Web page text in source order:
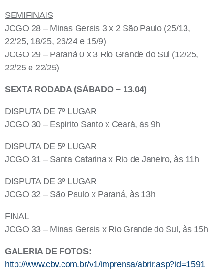
SEMIFINAIS
JOGO 28 – Minas Gerais 3 x 2 São Paulo (25/13,
22/25, 18/25, 26/24 e 15/9)
JOGO 29 – Paraná 0 x 3 Rio Grande do Sul (12/25,
22/25 e 22/25)
SEXTA RODADA (SÁBADO – 13.04)
DISPUTA DE 7º LUGAR
JOGO 30 – Espírito Santo x Ceará, às 9h
DISPUTA DE 5º LUGAR
JOGO 31 – Santa Catarina x Rio de Janeiro, às 11h
DISPUTA DE 3º LUGAR
JOGO 32 – São Paulo x Paraná, às 13h
FINAL
JOGO 33 – Minas Gerais x Rio Grande do Sul, às 15h
GALERIA DE FOTOS:
http://www.cbv.com.br/v1/imprensa/abrir.asp?id=1591